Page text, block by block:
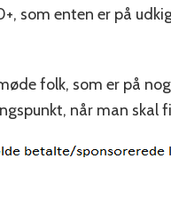
som enten er på
folk, som er på
når man skal